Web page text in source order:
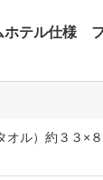
テル仕様 フ
オル）約３３×